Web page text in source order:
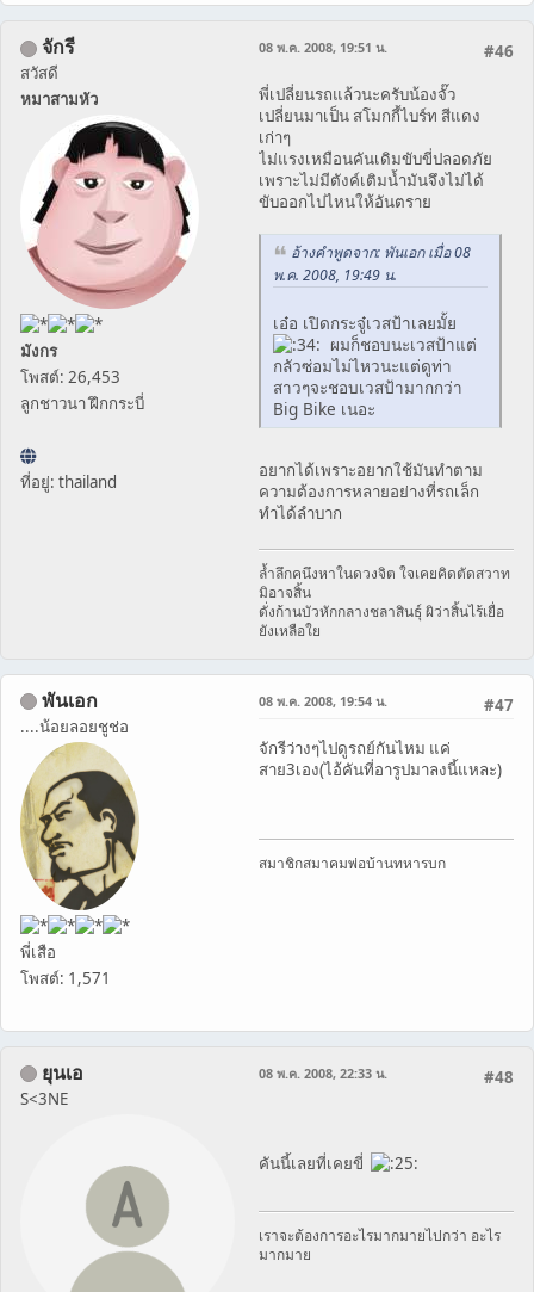
จักรี
สวัสดี
หมาสามหัว
มังกร
โพสต์: 26,453
ลูกชาวนา ฝึกกระบี่
ที่อยู่: thailand
#46
08 พ.ค. 2008, 19:51 น.
พี่เปลี่ยนรถแล้วนะครับน้องจั๊ว
เปลี่ยนมาเป็น สโมกกี้ไบร์ท สีแดง
เก่าๆ
ไม่แรงเหมือนคันเดิมขับขี่ปลอดภัย
เพราะไม่มีตังค์เติมน้ำมันจึงไม่ได้
ขับออกไปไหนให้อันตราย
อ้างคำพูดจาก: พันเอก เมื่อ 08
พ.ค. 2008, 19:49 น.
เอ๋อ เปิดกระจู๋เวสป้าเลยมั้ย
ผมก็ชอบนะเวสป้าแต่
กลัวซ่อมไม่ไหวนะแต่ดูท่า
สาวๆจะชอบเวสป้ามากกว่า
Big Bike เนอะ
อยากได้เพราะอยากใช้มันทำตาม
ความต้องการหลายอย่างที่รถเล็ก
ทำได้ลำบาก
ล้ำลึกคนึงหาในดวงจิต ใจเคยคิดตัดสวาท
มิอาจสิ้น
ดั่งก้านบัวหักกลางชลาสินธุ์ ผิว่าสิ้นไร้เยื่อ
ยังเหลือใย
พันเอก
....น้อยลอยชูช่อ
พี่เสือ
โพสต์: 1,571
#47
08 พ.ค. 2008, 19:54 น.
จักรีว่างๆไปดูรถย์กันไหม แค่
สาย3เอง(ไอ้คันที่อารูปมาลงนี้แหละ)
สมาชิกสมาคมพ่อบ้านทหารบก
ยุนเอ
S<3NE
#48
08 พ.ค. 2008, 22:33 น.
คันนี้เลยที่เคยขี่
เราจะต้องการอะไรมากมายไปกว่า อะไร
มากมาย